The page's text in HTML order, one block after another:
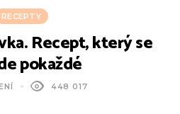
RECEPTY
Recept, který se
pokaždé
448 017